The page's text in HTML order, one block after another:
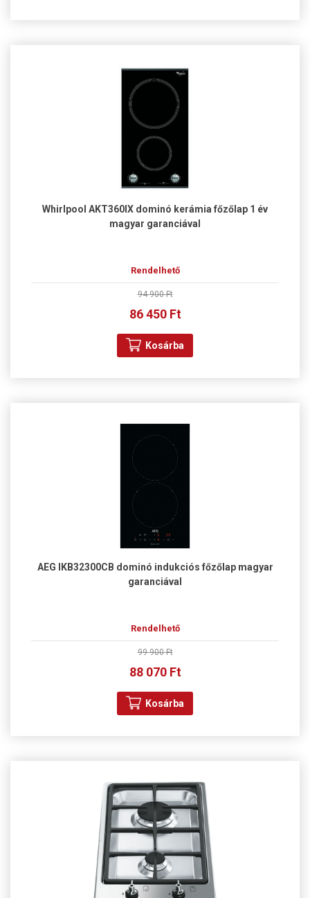
Whirlpool AKT360IX dominó kerámia főzőlap 1 év
magyar garanciával
Rendelhető
94 900 Ft
86 450 Ft
Kosárba
AEG IKB32300CB dominó indukciós főzőlap magyar
garanciával
Rendelhető
99 900 Ft
88 070 Ft
Kosárba